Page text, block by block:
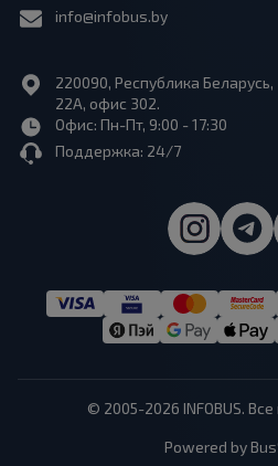
info@infobus.by
220090, Республика
22А, офис 302.
Офис: Пн-Пт, 9:00 - 17:30
Поддержка: 24/7
© 2005-2026 INFOBUS.
Powered by